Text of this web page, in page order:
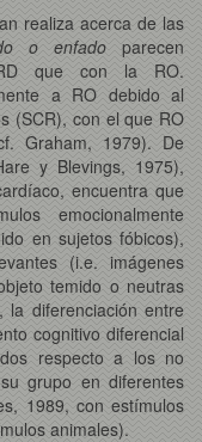
realiza acerca de las
o enfadoparecen
que con la RO.
a RO debido al
(SCR), con el que RO
Graham, 1979). De
y Blevings, 1975),
encuentra que
emocionalmente
en sujetos fóbicos),
(i.e. imágenes
temido o neutras
la diferenciación entre
cognitivo diferencial
respecto a los no
grupo en diferentes
1989, con estímulos
animales).